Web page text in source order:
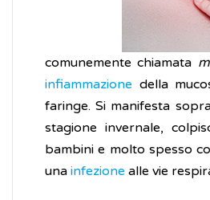
comunemente chiamata
infiammazione della
faringe. Si manifesta
stagione invernale,
bambini e molto spesso
una infezione alle vie